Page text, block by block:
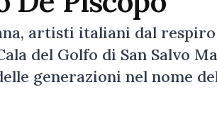
artisti italiani dal respiro
del Golfo di San Salvo
generazioni nel nome